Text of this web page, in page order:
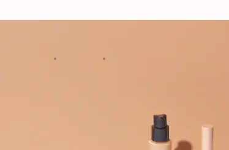
मानसून के दौरान खराब नहीं
में उमस और बारिश त्वचा के लिए
पानी से बचाने वाले ब्यूटी प्रोडक्ट्स न केवल